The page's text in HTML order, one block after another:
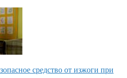
средство от изжоги при